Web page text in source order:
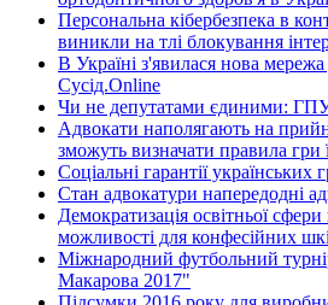
Персональна кібербезпека в
виникли на тлі блокування
В Україні з'явилася нова мережа
Сусід.Online
Чи не депутатами єдиними:
Адвокати наполягають на
зможуть визначати правила гри
Соціальні гарантії українських
Стан адвокатури напередодні
Демократизація освітньої сфери
можливості для конфесійних
Міжнародний футбольний
Макарова 2017"